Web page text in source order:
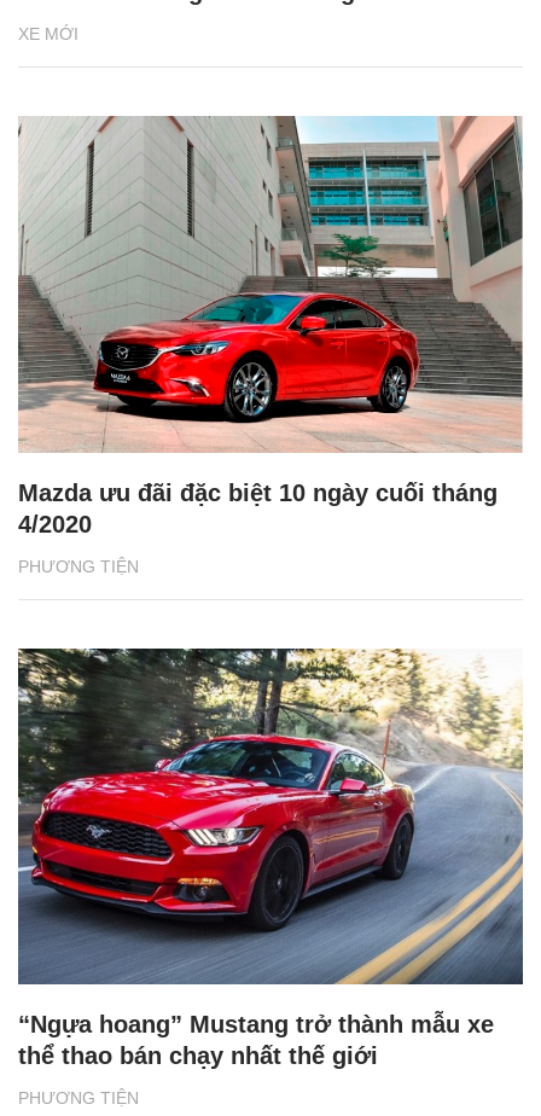
XE MỚI
PHƯƠNG TIỆN
Mazda ưu đãi đặc biệt 10 ngày cuối tháng
4/2020
PHƯƠNG TIỆN
“Ngựa hoang” Mustang trở thành mẫu xe
thể thao bán chạy nhất thế giới